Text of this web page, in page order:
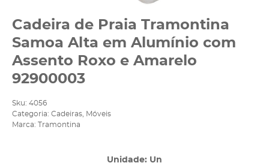
Cadeira de Praia Tramontina
Samoa Alta em Alumínio com
Assento Roxo e Amarelo
92900003
Sku: 4056
Categoria: Cadeiras
Móveis
Marca:
Tramontina
Unidade: Un